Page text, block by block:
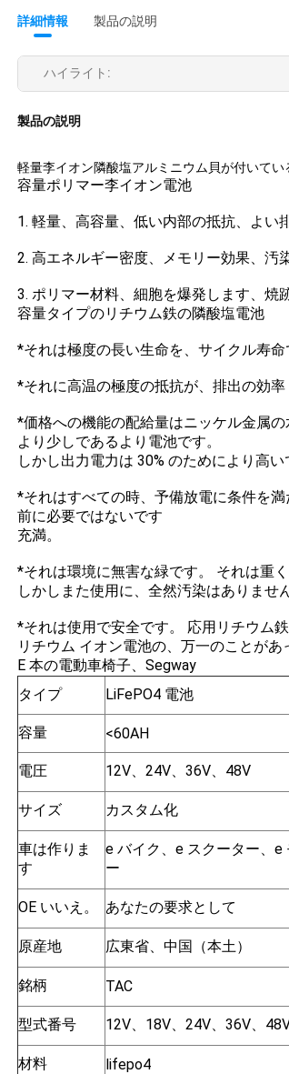
詳細情報 製品の説明
ハイライト:
製品の説明
軽量李イオン隣酸塩アルミニウム貝が付いて
容量ポリマー李イオン電池
1. 軽量、高容量、低い内部の抵抗、よい
2. 高エネルギー密度、メモリー効果、汚
3. ポリマー材料、細胞を爆発します、焼
容量タイプのリチウム鉄の隣酸塩電池
*それは極度の長い生命を、サイクル寿命
*それに高温の極度の抵抗が、排出の効率
*価格への機能の配給量はニッケル金属
より少しであるより電池です。
しかし出力電力は 30% のためにより高い
*それはすべての時、予備放電に条件を
前に必要ではないです
充満。
*それは環境に無害な緑です。 それは重
しかしまた使用に、全然汚染はありません
*それは使用で安全です。 応用リチウム
リチウム イオン電池の、万一のことが
E 本の電動車椅子、Segway
タイプ
LiFePO4 電池
容量 <60AH
電圧 12V、24V、36V、48V
サイズ カスタム化
車は作りま
す
e バイク、e スクーター、e
ー
OE いいえ。 あなたの要求として
原産地 広東省、中国（本土）
銘柄 TAC
型式番号 12V、18V、24V、36V、
材料 lifepo4